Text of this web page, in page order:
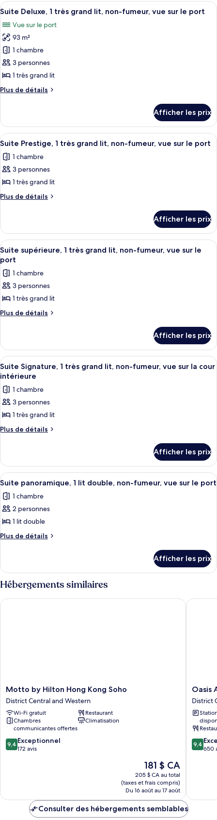
Afficher
toutes
les
photos
pour
ce
type
chambre :
très
grand
lit,
non-
fumeur,
vue
port
Une chambre moderne dotée de
15
Suite Deluxe, 1 très grand lit, non-fumeur, vue sur le port
Vue sur le port
93 m²
1 chambre
3 personnes
1 très grand lit
Plus de détails
Plus
Suite
Deluxe,
1
grand
lit,
fumeur,
vue
sur
Afficher les prix
Afficher
toutes
les
photos
pour
ce
chambre :
Suite
Prestige,
1
très
grand
lit,
fumeur,
le
port
Suite Prestige, 1 très grand lit, non-
11
Suite Prestige, 1 très grand lit, non-fumeur, vue sur le port
1 chambre
3 personnes
1 très grand lit
Plus de détails
Plus
Suite
Prestige,
1
très
grand
lit,
non-
fumeur,
vue
sur
le
Afficher les prix
Afficher
toutes
les
photos
pour
ce
type
Suite
supérieure,
1
très
grand
lit,
non-
vue
port
Suite supérieure, 1 très grand lit,
3
Suite supérieure, 1 très grand lit, non-fumeur, vue sur le
port
1 chambre
3 personnes
1 très grand lit
Plus de détails
Plus
Suite
supérieure,
1
très
lit,
non-
fumeur,
vue
sur
le
Afficher les prix
Afficher
toutes
les
photos
pour
ce
type
Suite
Signature,
1
très
grand
lit,
fumeur,
la
cour
Une chambre d’hôtel moderne
7
Suite Signature, 1 très grand lit, non-fumeur, vue sur la cour
intérieure
1 chambre
3 personnes
1 très grand lit
Plus de détails
Plus
Suite
Signature,
1
grand
lit,
fumeur,
vue
sur
intérieure
Afficher les prix
Afficher
toutes
les
photos
pour
ce
chambre :
Suite
panoramique,
1
port
Suite panoramique, 1 lit double,
9
Suite panoramique, 1 lit double, non-fumeur, vue sur le port
1 chambre
2 personnes
1 lit double
Plus de détails
Plus
Suite
panoramique,
1
double,
Afficher les prix
Hébergements similaires
Motto
by
Hilton
Hong
Kong
Soho
District
Central
Motto by Hilton Hong Kong Soho
District Central and Western
Wi-Fi gratuit
Restaurant
Chambres
communicantes offertes
Climatisation
9.4
sur
9,4 Exceptionnel
172 avis
Le
prix
est
de
181 $ CA
181 $ CA
205 $ CA au total
(taxes et frais compris)
Du 16 août au 17 août
Motto by Hilton Hong Kong Soho
Oasis
Aurum
181
Hotel
District
Central
and
Western
Oasis
District
9.4
sur
9,4
650
Oasis
Consulter des hébergements semblables